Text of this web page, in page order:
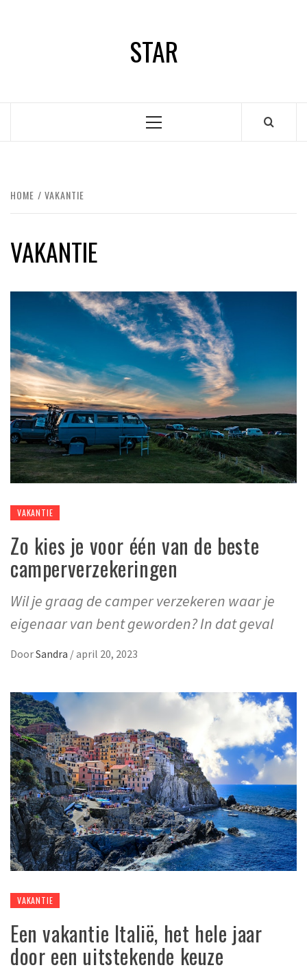
STAR
Primair
HOME VAKANTIE
VAKANTIE
VAKANTIE
Zo kies je voor één van de beste
camperverzekeringen
Wil je graag de camper verzekeren waar je
eigenaar van bent geworden? In dat geval
DoorSandra /april 20, 2023
VAKANTIE
Een vakantie Italië, het hele jaar
door een uitstekende keuze